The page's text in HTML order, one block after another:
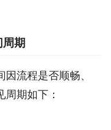
期
流程是否顺畅、
期如下：